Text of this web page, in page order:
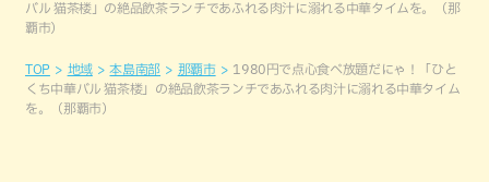
バル 猫茶楼」の絶品飲茶ランチであふれる肉汁に溺れる中華タイムを。（那
覇市）
TOP 地域 本島南部 那覇市
1980円で点心食べ放題だにゃ！「ひと
くち中華バル 猫茶楼」の絶品飲茶ランチであふれる肉汁に溺れる中華タイム
を。（那覇市）